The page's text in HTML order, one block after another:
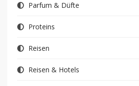
Parfum & Düfte
Proteins
Reisen
Reisen & Hotels